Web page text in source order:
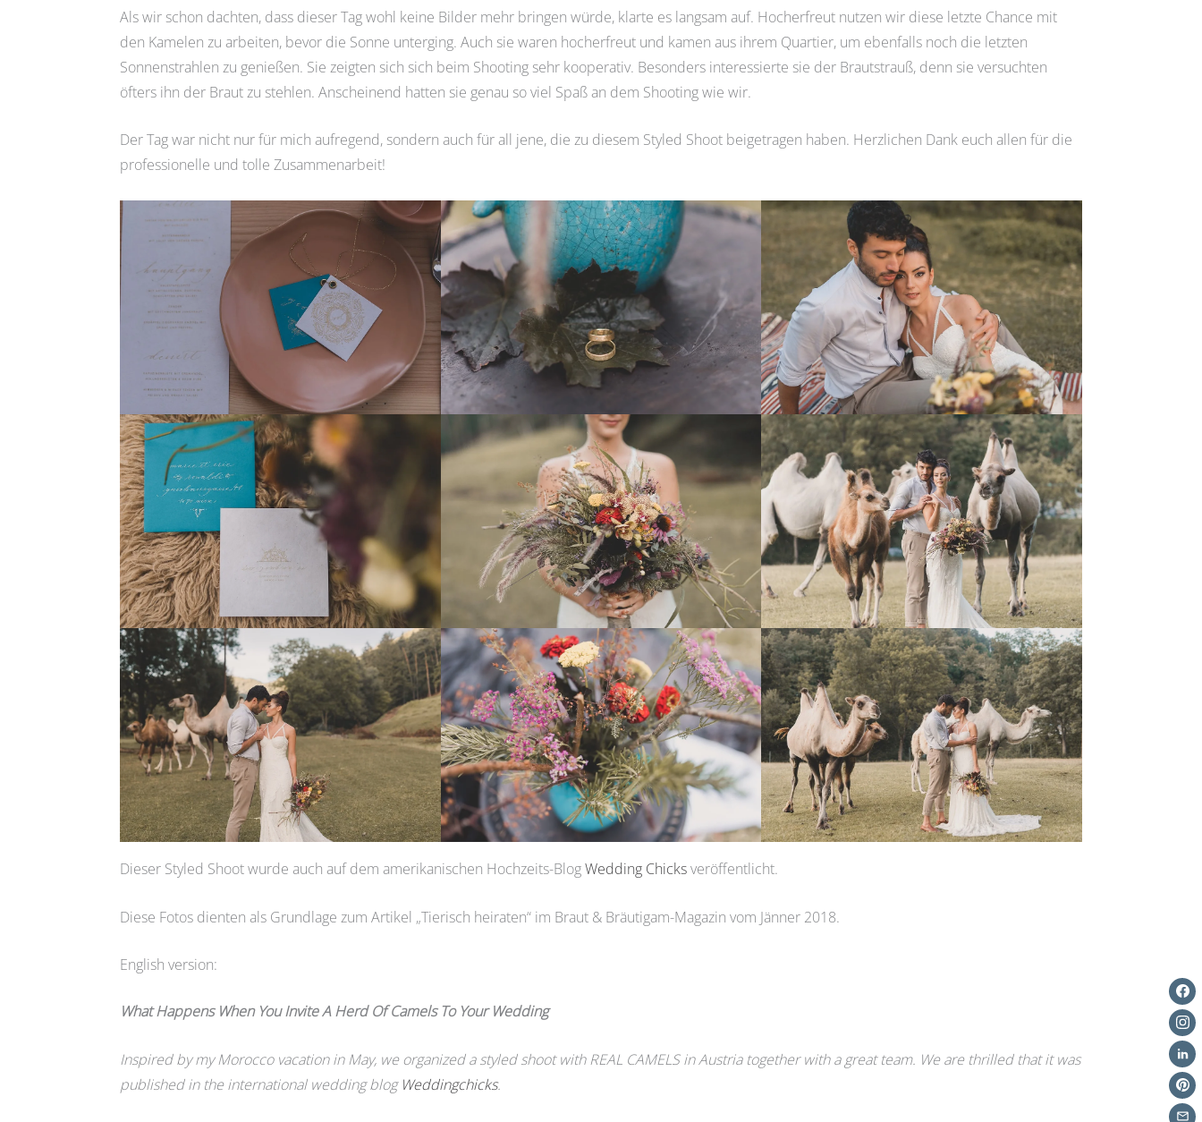
Als wir schon dachten, dass dieser Tag wohl keine Bilder mehr bringen würde, klarte es langsam auf. Hocherfreut nutzen wir diese letzte Chance mit
den Kamelen zu arbeiten, bevor die Sonne unterging. Auch sie waren hocherfreut und kamen aus ihrem Quartier, um ebenfalls noch die letzten
Sonnenstrahlen zu genießen. Sie zeigten sich sich beim Shooting sehr kooperativ. Besonders interessierte sie der Brautstrauß, denn sie versuchten
öfters ihn der Braut zu stehlen. Anscheinend hatten sie genau so viel Spaß an dem Shooting wie wir.
Der Tag war nicht nur für mich aufregend, sondern auch für all jene, die zu diesem Styled Shoot beigetragen haben. Herzlichen Dank euch allen für die
professionelle und tolle Zusammenarbeit!
Dieser Styled Shoot wurde auch auf dem amerikanischen Hochzeits-BlogWedding Chicksveröffentlicht.
Diese Fotos dienten als Grundlage zum Artikel „Tierisch heiraten“ im Braut & Bräutigam-Magazin vom Jänner 2018.
English version:
What Happens When You Invite A Herd Of Camels To Your Wedding
Inspired by my Morocco vacation in May, we organized a styled shoot with REAL CAMELS in Austria together with a great team. We are thrilled that it was
published in the international wedding blog Weddingchicks.